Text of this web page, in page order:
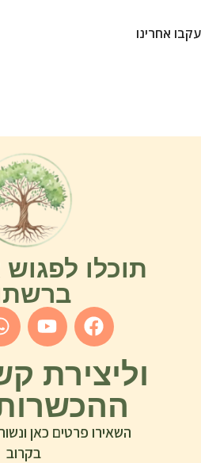
עקבו אחרינו
תוכלו לפגוש
וליצירת
השאירו פרטים כאן
בקרוב